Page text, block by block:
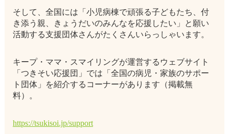
そして、全国には「小児病棟で頑張る子どもたち、付
き添う親、きょうだいのみんなを応援したい」と願い
活動する支援団体さんがたくさんいらっしゃいます。
キープ・ママ・スマイリングが運営するウェブサイト
「つきそい応援団」では「全国の病児・家族のサポー
ト団体」を紹介するコーナーがあります（掲載無
料）。
https://tsukisoi.jp/support